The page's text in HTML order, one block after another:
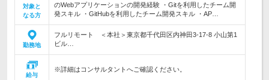
対象と
なる方
のWebアプリケーションの開発経験 ・Gitを利用したチーム開
発スキル ・GitHubを利用したチーム開発スキル ・AP…
勤務地
フルリモート ＜本社＞東京都千代田区内神田3-17-8 小山第1
ビル…
給与
※詳細はコンサルタントへご確認ください。